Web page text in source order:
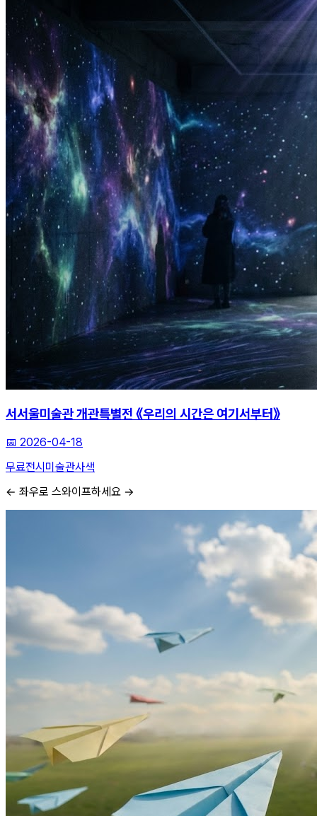
서서울미술관 개관특별전 《우리의 시간은 여기서부터》
📅 2026-04-18
무료전시 미술관사색
← 좌우로 스와이프하세요 →